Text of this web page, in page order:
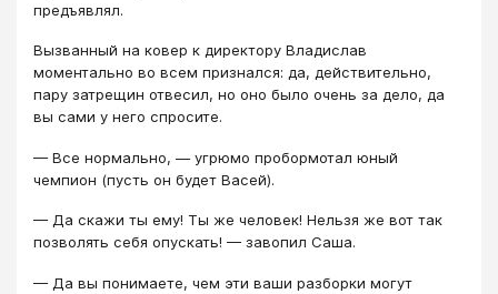
предъявлял.
Вызванный на ковер к директору Владислав
моментально во всем признался: да, действительно,
пару затрещин отвесил, но оно было очень за дело, да
вы сами у него спросите.
— Все нормально, — угрюмо пробормотал юный
чемпион (пусть он будет Васей).
— Да скажи ты ему! Ты же человек! Нельзя же вот так
позволять себя опускать! — завопил Саша.
— Да вы понимаете, чем эти ваши разборки могут